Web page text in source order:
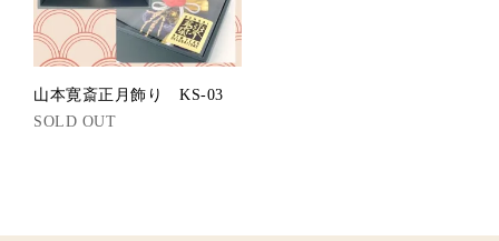
山本寛斎正月飾り KS-03
SOLD OUT